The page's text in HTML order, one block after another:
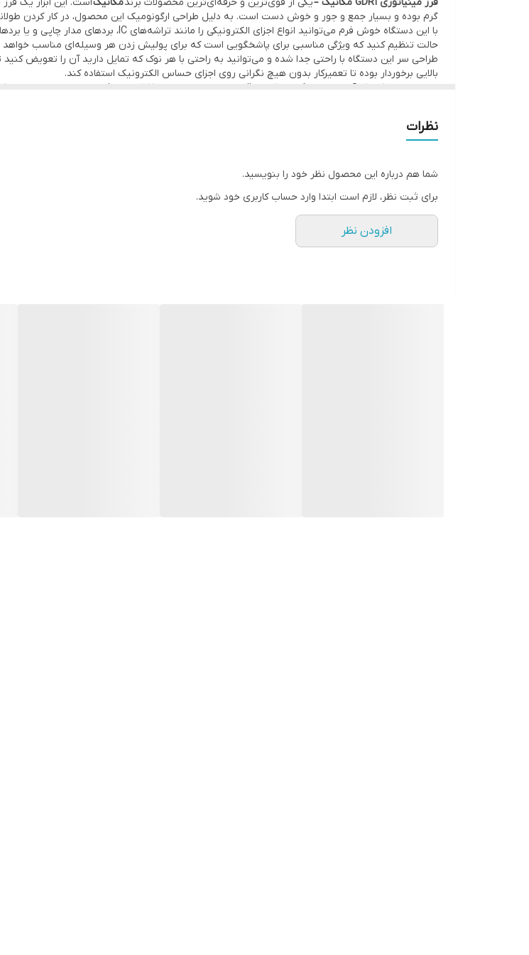
دستگاه فرز مینیاتوری
9 عدد سری در اشکال مختلف
کابل تایپ C
گرم بوده و بسیار جمع و جور و خوش دست است. به دلیل طراحی ارگونومیک این محصول، در کار کردن
حالت تنظیم کنید که ویژگی مناسبی برای پاشخگویی است که برای پولیش زدن هر وسیله‌ای مناسب خواهد
طراحی سر این دستگاه با راحتی جدا شده و می‌توانید به راحتی با هر نوک که تمایل دارید آن را تعویض
بالایی برخوردار بوده تا تعمیرکار بدون هیچ نگرانی روی اجزای حساس الکترونیک استفاده کند.
نظرات
شما هم درباره این محصول نظر خود را بنویسید.
برای ثبت نظر، لازم است ابتدا وارد حساب کاربری خود شوید.
افزودن نظر